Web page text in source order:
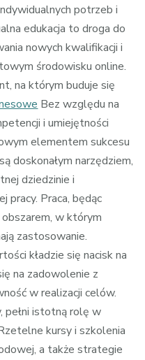
potrzeb i
edukacja to droga do
nowych kwalifikacji i
środowisku online.
na którym buduje się
Bez względu na
i umiejętności
elementem sukcesu
doskonałym narzędziem,
dziedzinie i
pracy. Praca, będąc
obszarem, w którym
zastosowanie.
kładzie się nacisk na
na zadowolenie z
w realizacji celów.
pełni istotną rolę w
kursy i szkolenia
a także strategie